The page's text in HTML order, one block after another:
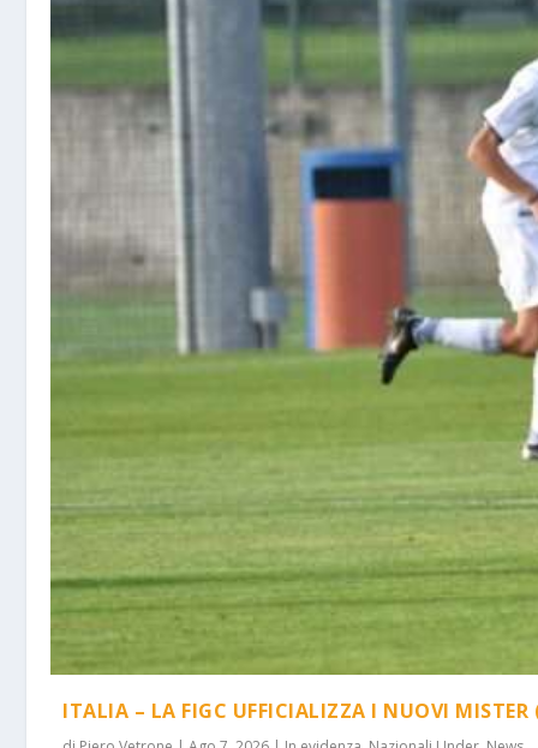
ITALIA – LA FIGC UFFICIALIZZA I NUOVI MISTER